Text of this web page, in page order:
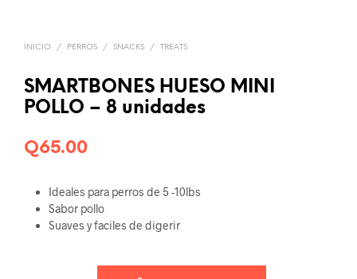
INICIO / PERROS / SNACKS / TREATS
SMARTBONES HUESO MINI
POLLO – 8 unidades
Q65.00
Ideales para perros de 5 -10lbs
Sabor pollo
Suaves y faciles de digerir